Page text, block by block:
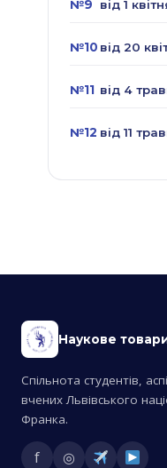
№9 від 1
№10 від 20
№11 від 4
№12 від 11
Наукове
Спільнота студентів,
вчених Львівського
Франка.
f ◎